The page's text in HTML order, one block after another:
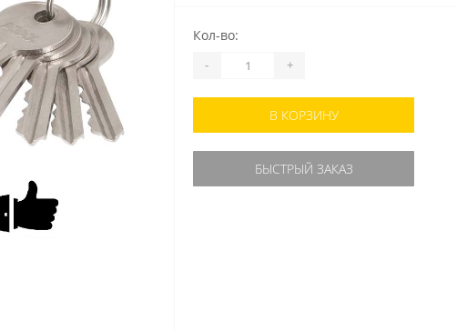
Кол-во:
- +
В КОРЗИНУ
БЫСТРЫЙ ЗАКАЗ